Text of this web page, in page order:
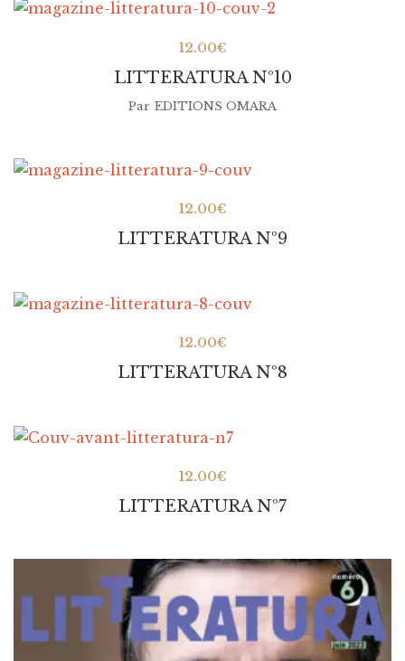
LITTERATURA Nº10
12.00€
Par EDITIONS OMARA
LITTERATURA Nº9
12.00€
LITTERATURA Nº8
12.00€
LITTERATURA Nº7
12.00€